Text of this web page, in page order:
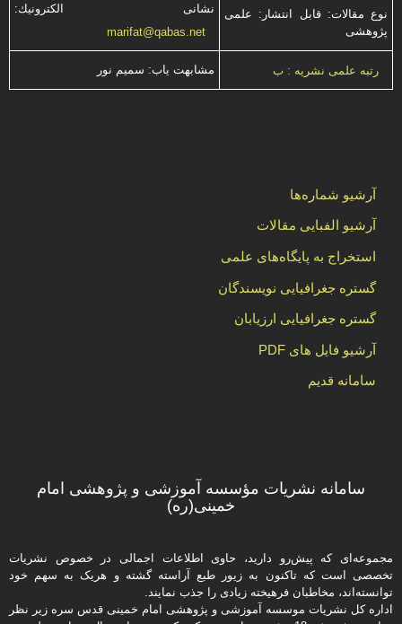
نوع مقالات: قابل انتشار: علمی
پژوهشی
نشانی الكترونیك:
marifat@qabas.net
رتبه علمی نشریه : ب مشابهت ياب: سميم نور
آرشیو شماره‌ها
آرشیو الفبایی مقالات
استخراج به پایگاه‌های علمی
گستره جغرافیایی نویسندگان
گستره جغرافیایی ارزیابان
آرشیو فایل های PDF
سامانه قدیم
سامانه نشریات مؤسسه آموزشی و پژوهشی امام
خمینی(ره)
مجموعه‌ای که پیش‌رو دارید،‌ حاوی اطلاعات اجمالی در خصوص نشریات
تخصصی است که تاکنون به زیور طبع آراسته گشته و هریک به سهم خود
توانسته‌اند، مخاطبان فرهیخته‌ زیادی را جذب نمایند.
اداره كل نشریات موسسه آموزشی و پژوهشی امام خمینی قدس سره زیر نظر